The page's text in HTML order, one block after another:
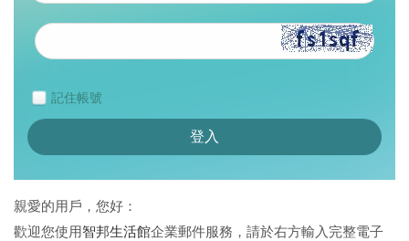
記住帳號
親愛的用戶，您好：
歡迎您使用智邦生活館企業郵件服務，請於右方輸入完整電子